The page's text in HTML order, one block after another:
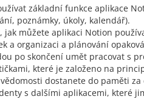
základní funkce aplikace
poznámky, úkoly, kalendář).
jak můžete aplikaci Notion
a organizaci a plánování
po skončení umět pracovat s
které je založeno na
dostanete do paměti za
s dalšími aplikacemi, které